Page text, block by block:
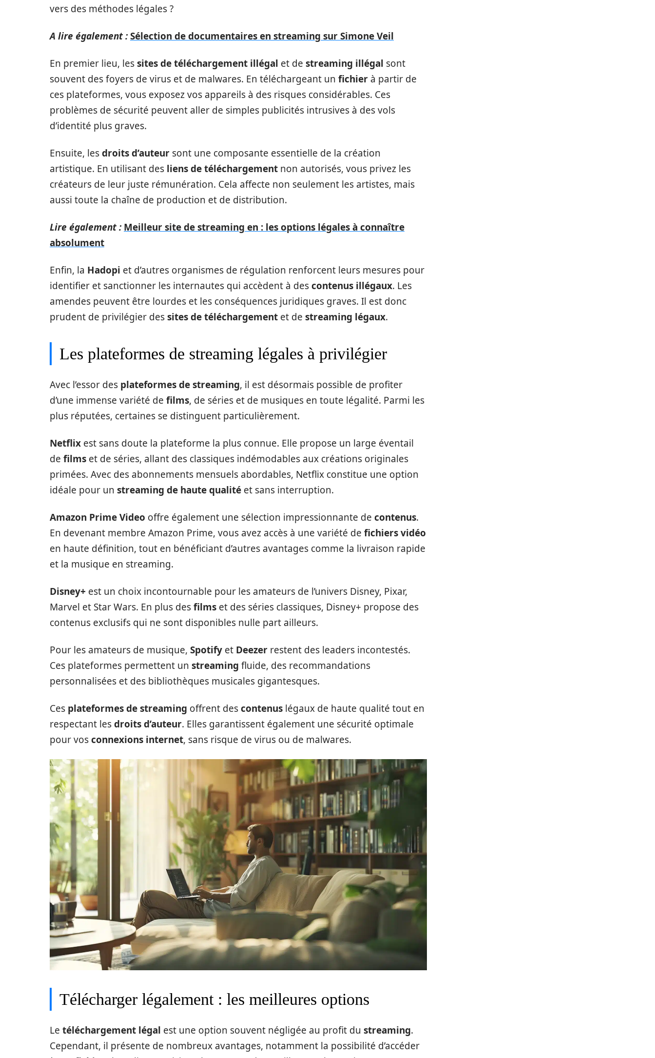
vers des méthodes légales ?
A lire également :Sélection de documentaires en streaming sur Simone Veil
En premier lieu, lessites de téléchargement illégal et de streaming illégal sont
souvent des foyers de virus et de malwares. En téléchargeant un fichier à partir de
ces plateformes, vous exposez vos appareils à des risques considérables. Ces
problèmes de sécurité peuvent aller de simples publicités intrusives à des vols
d’identité plus graves.
Ensuite, lesdroits d’auteur sont une composante essentielle de la création
artistique. En utilisant des liens de téléchargement non autorisés, vous privez les
créateurs de leur juste rémunération. Cela affecte non seulement les artistes, mais
aussi toute la chaîne de production et de distribution.
Lire également : Meilleur site de streaming en : les options légales à connaître
absolument
Enfin, la Hadopi et d’autres organismes de régulation renforcent leurs mesures pour
identifier et sanctionner les internautes qui accèdent à descontenus illégaux. Les
amendes peuvent être lourdes et les conséquences juridiques graves. Il est donc
prudent de privilégier dessites de téléchargement et de streaming légaux.
Les plateformes de streaming légales à privilégier
Avec l’essor des plateformes de streaming, il est désormais possible de profiter
d’une immense variété de films, de séries et de musiques en toute légalité. Parmi les
plus réputées, certaines se distinguent particulièrement.
Netflix est sans doute la plateforme la plus connue. Elle propose un large éventail
de films et de séries, allant des classiques indémodables aux créations originales
primées. Avec des abonnements mensuels abordables, Netflix constitue une option
idéale pour un streaming de haute qualité et sans interruption.
Amazon Prime Video offre également une sélection impressionnante de contenus.
En devenant membre Amazon Prime, vous avez accès à une variété de fichiers vidéo
en haute définition, tout en bénéficiant d’autres avantages comme la livraison rapide
et la musique en streaming.
Disney+ est un choix incontournable pour les amateurs de l’univers Disney, Pixar,
Marvel et Star Wars. En plus desfilms et des séries classiques, Disney+ propose des
contenus exclusifs qui ne sont disponibles nulle part ailleurs.
Pour les amateurs de musique, Spotify et Deezer restent des leaders incontestés.
Ces plateformes permettent un streaming fluide, des recommandations
personnalisées et des bibliothèques musicales gigantesques.
Ces plateformes de streaming offrent descontenus légaux de haute qualité tout en
respectant lesdroits d’auteur. Elles garantissent également une sécurité optimale
pour vosconnexions internet, sans risque de virus ou de malwares.
Télécharger légalement : les meilleures options
Le téléchargement légal est une option souvent négligée au profit du streaming.
Cependant, il présente de nombreux avantages, notamment la possibilité d’accéder